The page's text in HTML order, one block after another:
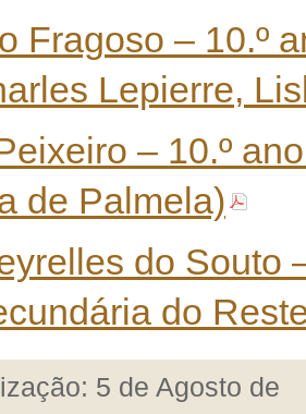
Fragoso – 10.º
Lepierre,
– 10.º
de Palmela)
do Souto
do
5 de Agosto de